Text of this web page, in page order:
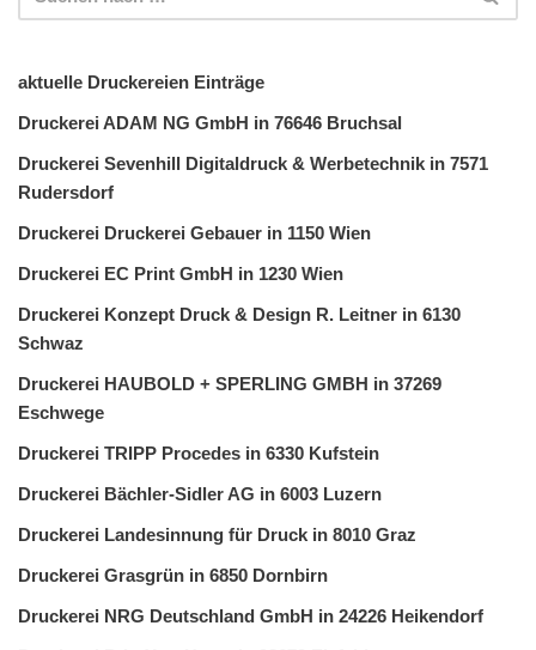
aktuelle Druckereien Einträge
Druckerei ADAM NG GmbH in 76646 Bruchsal
Druckerei Sevenhill Digitaldruck & Werbetechnik in 7571
Rudersdorf
Druckerei Druckerei Gebauer in 1150 Wien
Druckerei EC Print GmbH in 1230 Wien
Druckerei Konzept Druck & Design R. Leitner in 6130
Schwaz
Druckerei HAUBOLD + SPERLING GMBH in 37269
Eschwege
Druckerei TRIPP Procedes in 6330 Kufstein
Druckerei Bächler-Sidler AG in 6003 Luzern
Druckerei Landesinnung für Druck in 8010 Graz
Druckerei Grasgrün in 6850 Dornbirn
Druckerei NRG Deutschland GmbH in 24226 Heikendorf